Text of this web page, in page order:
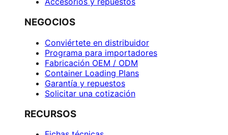
NEGOCIOS
Conviértete en distribuidor
Programa para importadores
Fabricación OEM / ODM
Container Loading Plans
Garantía y repuestos
Solicitar una cotización
RECURSOS